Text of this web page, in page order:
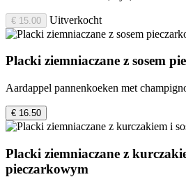
€ 15.00 Uitverkocht
Placki ziemniaczane z sosem
Aardappel pannenkoeken met
€ 16.50
Placki ziemniaczane z
pieczarkowym